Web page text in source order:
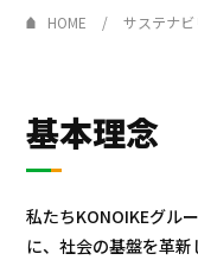
サステナビリティ
採用情報
KONOIKEジャ
HOME サステナビ
基本理念
私たちKONOIKEグル
に、社会の基盤を革新